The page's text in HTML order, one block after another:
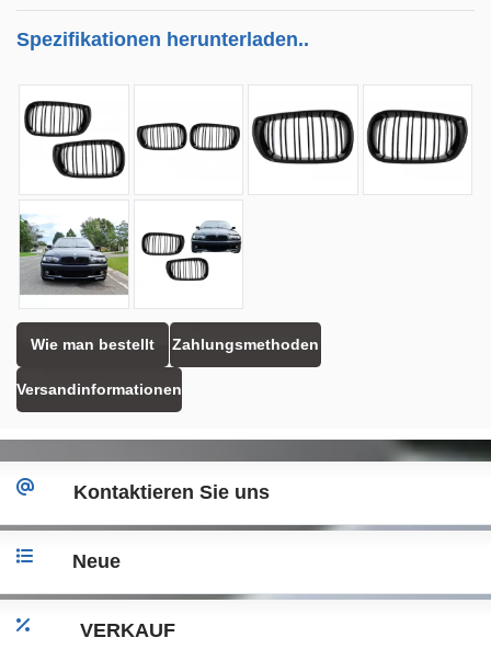
Spezifikationen herunterladen..
Wie man bestellt Zahlungsmethoden
Versandinformationen
Kontaktieren Sie uns
Neue
VERKAUF